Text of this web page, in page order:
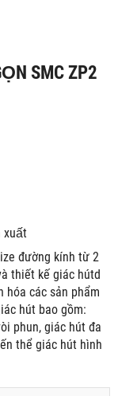
SMC ZP2
xuất
đường kính từ 2
thiết kế giác hútd
hóa các sản phẩm
hút bao gồm:
phun, giác hút đa
thể giác hút hình